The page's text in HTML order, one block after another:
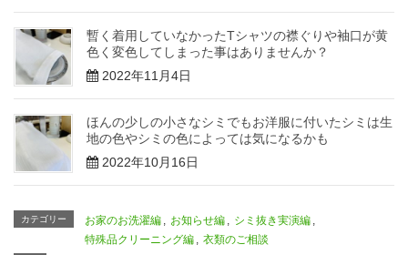
暫く着用していなかったTシャツの襟ぐりや袖口が黄
色く変色してしまった事はありませんか？
2022年11月4日
ほんの少しの小さなシミでもお洋服に付いたシミは生
地の色やシミの色によっては気になるかも
2022年10月16日
カテゴリー お家のお洗濯編 お知らせ編 シミ抜き実演編
特殊品クリーニング編
衣類のご相談